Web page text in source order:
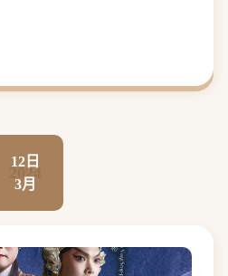
2024
12日
3月